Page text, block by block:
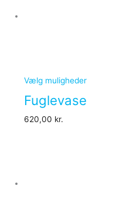
Vælg muligheder
Fuglevase
620,00 kr.